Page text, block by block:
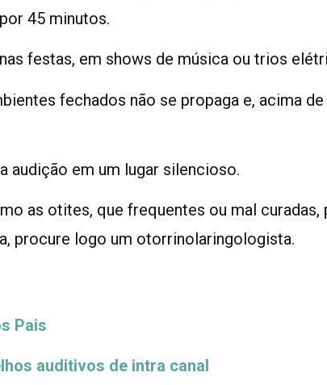
45 minutos.
festas, em shows de música ou trios
fechados não se propaga e, acima
audição em um lugar silencioso.
as otites, que frequentes ou mal curadas,
procure logo um otorrinolaringologista.
Pais
auditivos de intra canal